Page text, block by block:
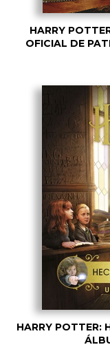
HARRY
OFICIAL DE
HARRY POTTER: